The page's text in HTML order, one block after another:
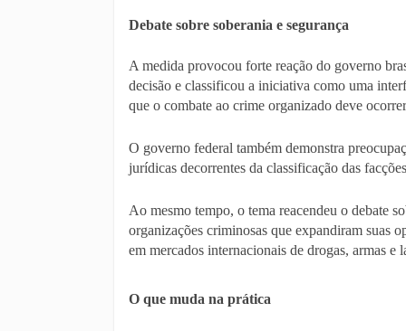
Debate sobre soberania e segurança
A medida provocou forte reação do governo
decisão e classificou a iniciativa como uma
que o combate ao crime organizado deve
O governo federal também demonstra
jurídicas decorrentes da classificação das
Ao mesmo tempo, o tema reacendeu o debate
organizações criminosas que expandiram suas
em mercados internacionais de drogas, armas e
O que muda na prática